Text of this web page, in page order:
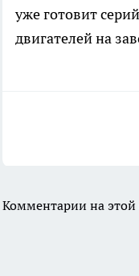
уже готовит
двигателей на
Комментарии на